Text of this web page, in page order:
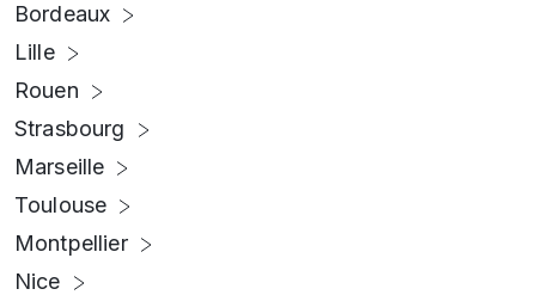
Bordeaux
Lille
Rouen
Strasbourg
Marseille
Toulouse
Montpellier
Nice